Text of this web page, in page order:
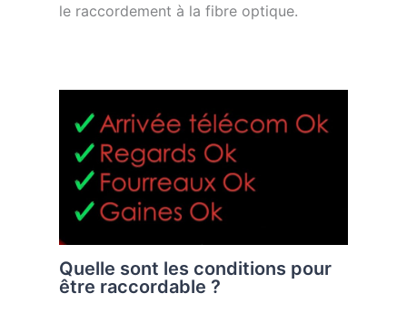
le raccordement à la fibre optique.
Quelle sont les conditions pour
être raccordable ?